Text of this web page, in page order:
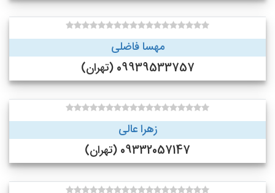
مهسا فاضلی
09939533757 (تهران)
زهرا عالی
09332057147 (تهران)